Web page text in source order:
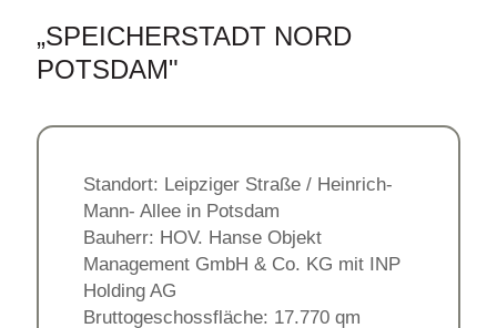
„SPEICHERSTADT NORD
POTSDAM"
Standort: Leipziger Straße / Heinrich-
Mann- Allee in Potsdam
Bauherr: HOV. Hanse Objekt
Management GmbH & Co. KG mit INP
Holding AG
Bruttogeschossfläche: 17.770 qm